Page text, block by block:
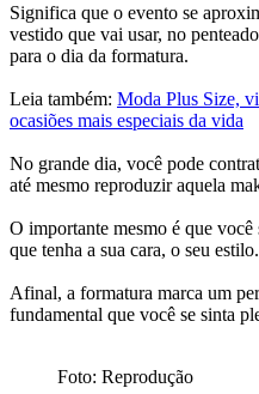
Significa que o evento se
vestido que vai usar, no
para o dia da formatura.
Leia também: Moda Plus Size,
ocasiões mais especiais da vida
No grande dia, você pode
até mesmo reproduzir aquela
O importante mesmo é que
que tenha a sua cara, o seu estilo.
Afinal, a formatura marca um
fundamental que você se sinta
Foto: Reprodução